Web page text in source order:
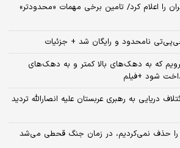
را اعلام کرد/ تامین برخی مهمات «محدودتر»
نامحدود و رایگان شد + جزئیات
که به دهک‌های بالا کمتر و به دهک‌های
شود +فیلم
دریایی به رهبری عربستان علیه انصارالله تردید
را حذف نمی‌کردیم، در زمان جنگ قحطی می‌شد